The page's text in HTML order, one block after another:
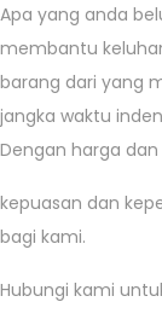
Apa yang anda
membantu
barang dari yang
jangka waktu
Dengan harga
kepuasan dan
bagi kami.
Hubungi kami